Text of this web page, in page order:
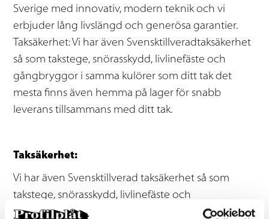
Sverige med innovativ, modern teknik och vi
erbjuder lång livslängd och generösa garantier.
Taksäkerhet: Vi har även Svensktillveradtaksäkerhet
så som takstege, snörasskydd, livlinefäste och
gångbryggor i samma kulörer som ditt tak det
mesta finns även hemma på lager för snabb
leverans tillsammans med ditt tak.
Taksäkerhet:
Vi har även Svensktillverad taksäkerhet så som
takstege, snörasskydd, livlinefäste och
gångbryggor i samma kulörer som ditt tak det